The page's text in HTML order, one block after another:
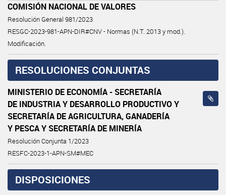
COMISIÓN NACIONAL DE VALORES
Resolución General 981/2023
RESGC-2023-981-APN-DIR#CNV - Normas (N.T. 2013 y mod.).
Modificación.
RESOLUCIONES CONJUNTAS
MINISTERIO DE ECONOMÍA - SECRETARÍA
DE INDUSTRIA Y DESARROLLO PRODUCTIVO Y
SECRETARÍA DE AGRICULTURA, GANADERÍA
Y PESCA Y SECRETARÍA DE MINERÍA
Resolución Conjunta 1/2023
RESFC-2023-1-APN-SM#MEC
DISPOSICIONES